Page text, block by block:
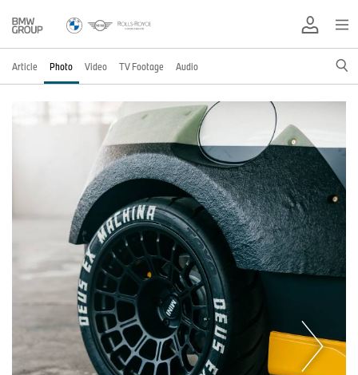
Article Photo Video TV Footage Audio